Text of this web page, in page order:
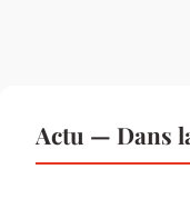
Actu — Dans